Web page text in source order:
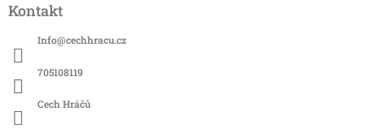
pKontakt
Info@cechhracu.cz
705108119
Cech Hráčů